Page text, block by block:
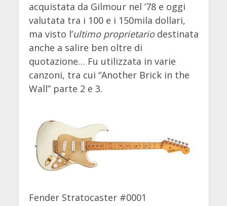
acquistata da Gilmour nel ’78 e oggi
valutata tra i 100 e i 150mila dollari,
ma visto l’ultimo proprietariodestinata
anche a salire ben oltre di
quotazione… Fu utilizzata in varie
canzoni, tra cui “Another Brick in the
Wall” parte 2 e 3.
Fender Stratocaster #0001